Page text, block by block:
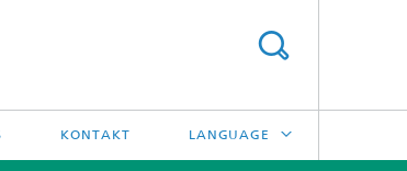
KONTAKT LANGUAGE